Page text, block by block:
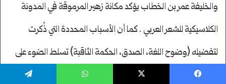
والخليفة عمر بن الخطاب يؤكد مكانة زهير المرموقة في المدونة
الكلاسيكية للشعر العربي . كما أن الأسباب المحددة التي ذُكرت
لتفضيله (وضوح اللغة، الصدق، الحكمة الثاقبة) تسلط الضوء على
الصفات التي كانت الأكثر تقديرًا في الشعر العربي في ذلك الوقت .